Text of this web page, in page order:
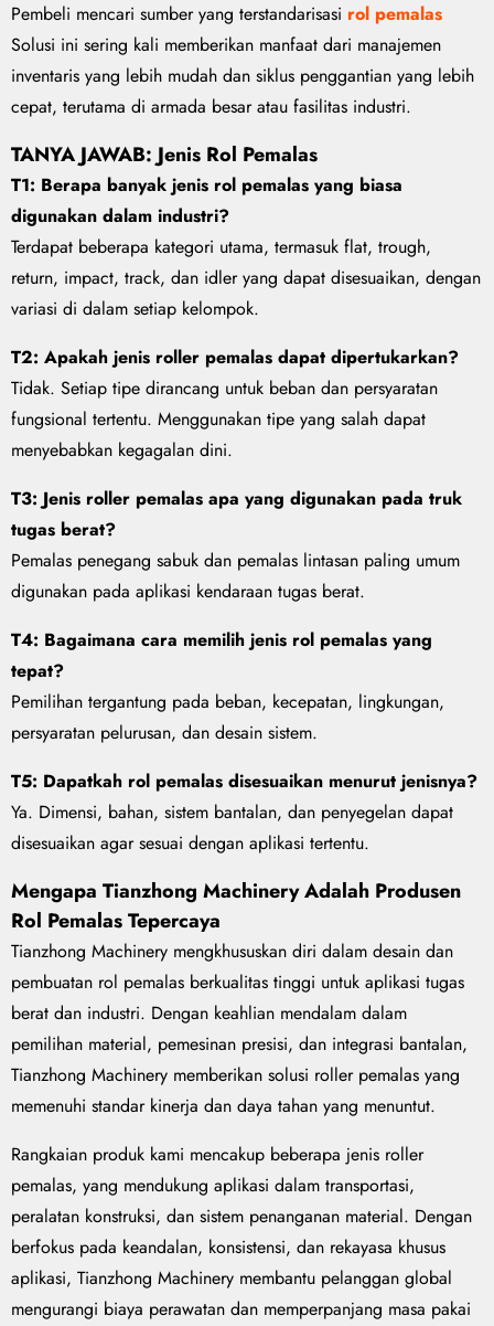
Pembeli mencari sumber yang terstandarisasi rol pemalas
Solusi ini sering kali memberikan manfaat dari manajemen
inventaris yang lebih mudah dan siklus penggantian yang lebih
cepat, terutama di armada besar atau fasilitas industri.
TANYA JAWAB: Jenis Rol Pemalas
T1: Berapa banyak jenis rol pemalas yang biasa
digunakan dalam industri?
Terdapat beberapa kategori utama, termasuk flat, trough,
return, impact, track, dan idler yang dapat disesuaikan, dengan
variasi di dalam setiap kelompok.
T2: Apakah jenis roller pemalas dapat dipertukarkan?
Tidak. Setiap tipe dirancang untuk beban dan persyaratan
fungsional tertentu. Menggunakan tipe yang salah dapat
menyebabkan kegagalan dini.
T3: Jenis roller pemalas apa yang digunakan pada truk
tugas berat?
Pemalas penegang sabuk dan pemalas lintasan paling umum
digunakan pada aplikasi kendaraan tugas berat.
T4: Bagaimana cara memilih jenis rol pemalas yang
tepat?
Pemilihan tergantung pada beban, kecepatan, lingkungan,
persyaratan pelurusan, dan desain sistem.
T5: Dapatkah rol pemalas disesuaikan menurut jenisnya?
Ya. Dimensi, bahan, sistem bantalan, dan penyegelan dapat
disesuaikan agar sesuai dengan aplikasi tertentu.
Mengapa Tianzhong Machinery Adalah Produsen
Rol Pemalas Tepercaya
Tianzhong Machinery mengkhususkan diri dalam desain dan
pembuatan rol pemalas berkualitas tinggi untuk aplikasi tugas
berat dan industri. Dengan keahlian mendalam dalam
pemilihan material, pemesinan presisi, dan integrasi bantalan,
Tianzhong Machinery memberikan solusi roller pemalas yang
memenuhi standar kinerja dan daya tahan yang menuntut.
Rangkaian produk kami mencakup beberapa jenis roller
pemalas, yang mendukung aplikasi dalam transportasi,
peralatan konstruksi, dan sistem penanganan material. Dengan
berfokus pada keandalan, konsistensi, dan rekayasa khusus
aplikasi, Tianzhong Machinery membantu pelanggan global
mengurangi biaya perawatan dan memperpanjang masa pakai